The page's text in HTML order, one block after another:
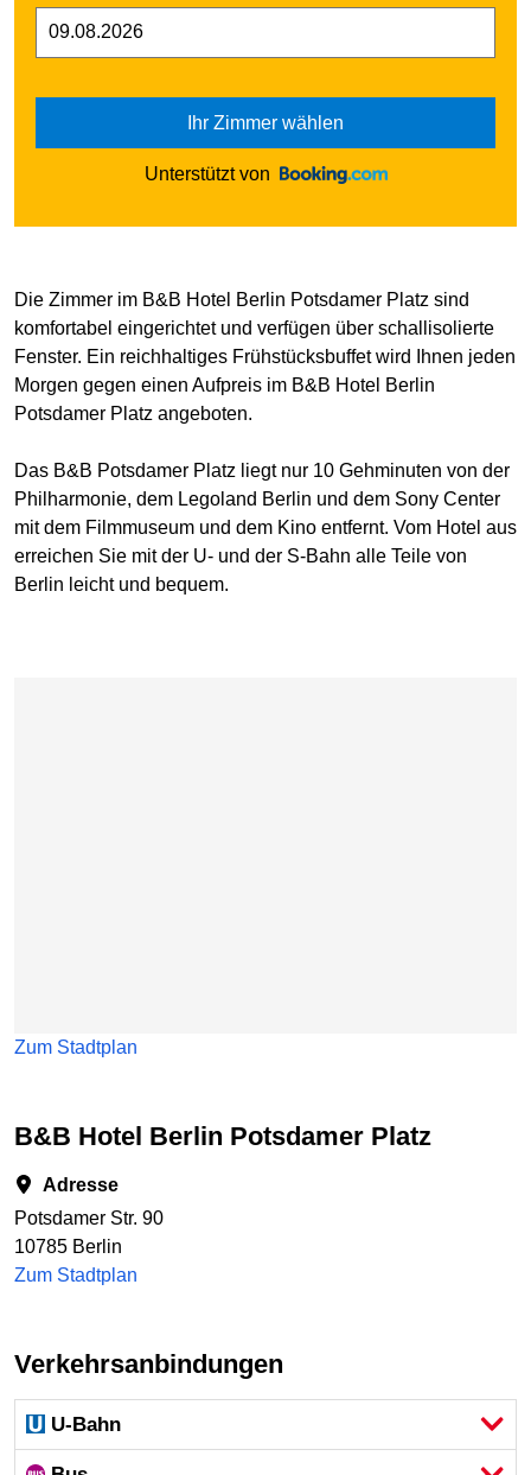
Ihr Zimmer wählen
Unterstützt von
Die Zimmer im B&B Hotel Berlin Potsdamer Platz sind
komfortabel eingerichtet und verfügen über schallisolierte
Fenster. Ein reichhaltiges Frühstücksbuffet wird Ihnen jeden
Morgen gegen einen Aufpreis im B&B Hotel Berlin
Potsdamer Platz angeboten.
Das B&B Potsdamer Platz liegt nur 10 Gehminuten von der
Philharmonie, dem Legoland Berlin und dem Sony Center
mit dem Filmmuseum und dem Kino entfernt. Vom Hotel aus
erreichen Sie mit der U- und der S-Bahn alle Teile von
Berlin leicht und bequem.
Zum Stadtplan
B&B Hotel Berlin Potsdamer Platz
Adresse
Potsdamer Str. 90
10785 Berlin
Zum Stadtplan
Verkehrsanbindungen
U-Bahn